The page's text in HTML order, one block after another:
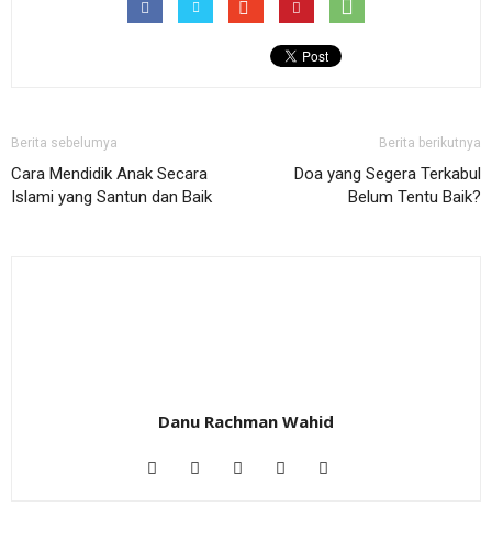
Berita sebelumya
Cara Mendidik Anak Secara
Islami yang Santun dan Baik
Berita berikutnya
Doa yang Segera Terkabul
Belum Tentu Baik?
Danu Rachman Wahid